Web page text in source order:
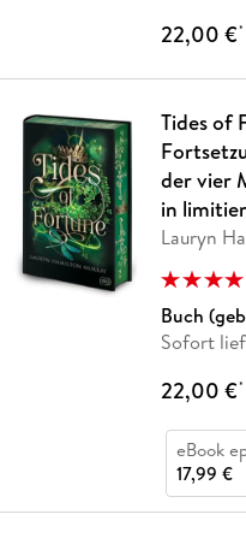
22,00 €*
Tides of
der vier
in
Lauryn
Buch
Sofort
22,00 €*
eBook
17,99 €